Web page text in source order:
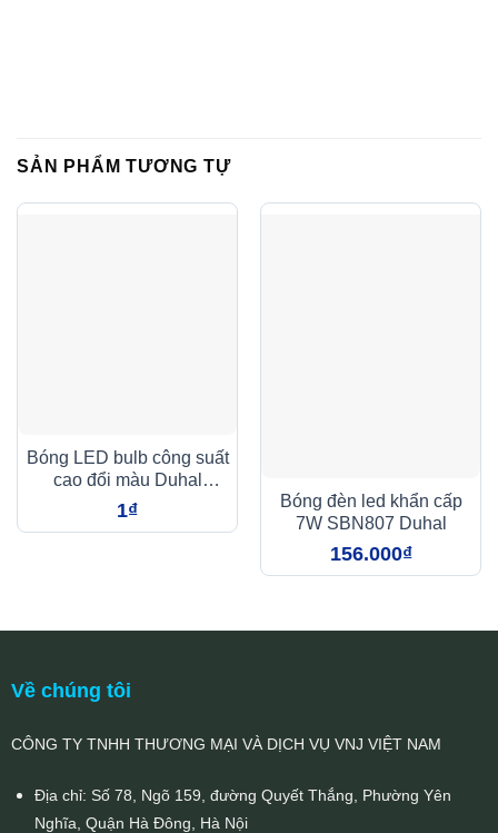
SẢN PHẨM TƯƠNG TỰ
Bóng LED bulb công suất
cao đổi màu Duhal
SBBM0201 20W
1₫
Bóng đèn led khẩn cấp
7W SBN807 Duhal
156.000₫
Về chúng tôi
CÔNG TY TNHH THƯƠNG MẠI VÀ DỊCH VỤ VNJ VIỆT NAM
Địa chỉ: Số 78, Ngõ 159, đường Quyết Thắng, Phường Yên
Nghĩa, Quận Hà Đông, Hà Nội